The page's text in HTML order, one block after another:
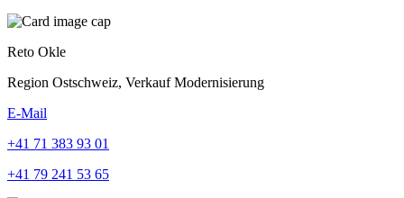
Reto Okle
Region Ostschweiz, Verkauf Modernisierung
E-Mail
+41 71 383 93 01
+41 79 241 53 65